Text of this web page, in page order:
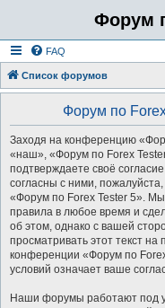
Форум
FAQ
Список форумов
Форум по
Заходя на конференцию
«наш», «Форум по Forex
подтверждаете своё
согласны с ними,
«Форум по Forex Tester 5».
правила в любое время и
об этом, однако с вашей
просматривать этот текст
конференции «Форум по
условий означает ваше
Наши форумы работают под